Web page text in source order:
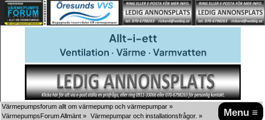
Menu ≡
Värmepumpsforum allt om värmepump och värmepumpar »
VärmepumpsForum Allmänt » Värmepumpar och installationsfrågor. »